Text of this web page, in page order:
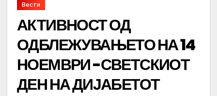
Вести
АКТИВНОСТ ОД
ОДБЛЕЖУВАЊЕТО НА 14
НОЕМВРИ -СВЕТСКИОТ
ДЕН НА ДИЈАБЕТОТ